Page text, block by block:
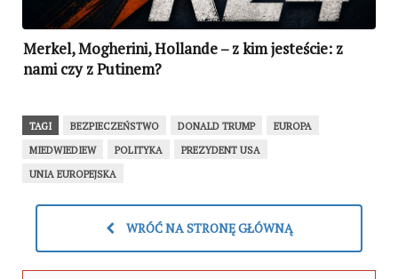
Merkel, Mogherini, Hollande – z kim jesteście: z
nami czy z Putinem?
TAGI BEZPIECZEŃSTWO DONALD TRUMP
EUROPA
MIEDWIEDIEW
POLITYKA
PREZYDENT USA
UNIA EUROPEJSKA
WRÓĆ NA STRONĘ GŁÓWNĄ